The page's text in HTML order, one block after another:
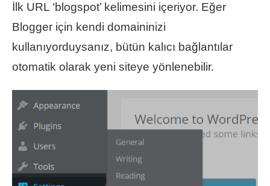
İlk URL ‘blogspot’ kelimesini içeriyor. Eğer
Blogger için kendi domaininizi
kullanıyorduysanız, bütün kalıcı bağlantılar
otomatik olarak yeni siteye yönlenebilir.